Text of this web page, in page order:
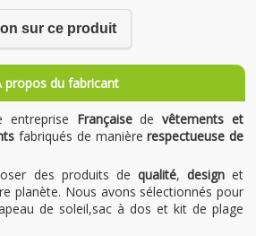
sur ce produit
propos du fabricant
Françaisedevêtements et
fabriqués de manièrerespectueuse de
des produits de qualité, designet
planète. Nous avons sélectionnés pour
de soleil,sac à dos et kit de plage